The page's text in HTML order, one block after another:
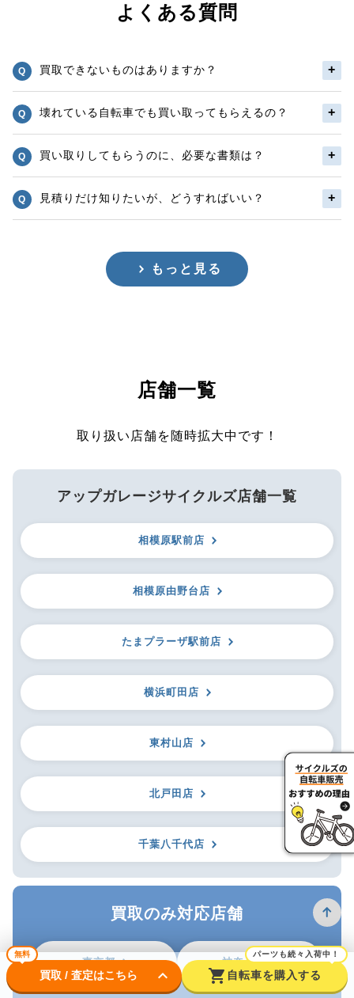
よくある質問
買取できないものはありますか？
壊れている自転車でも買い取ってもらえるの？
買い取りしてもらうのに、必要な書類は？
見積りだけ知りたいが、どうすればいい？
もっと見る
店舗一覧
取り扱い店舗を随時拡大中です！
アップガレージサイクルズ店舗一覧
相模原駅前店
相模原由野台店
たまプラーザ駅前店
横浜町田店
東村山店
北戸田店
千葉八千代店
買取のみ対応店舗
東京都 神奈川県
無料
買取 / 査定はこちら keyboard_arrow_down shopping_cart
パーツも続々入荷中！
自転車を購入する